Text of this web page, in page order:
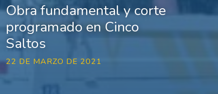
Obra fundamental y corte
programado en Cinco
Saltos
22 DE MARZO DE 2021